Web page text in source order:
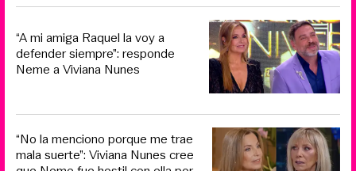
“A mi amiga Raquel la voy a
defender siempre”: responde
Neme a Viviana Nunes
“No la menciono porque me trae
mala suerte”: Viviana Nunes cree